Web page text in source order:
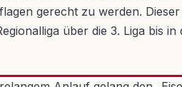
gerecht zu werden.
über die 3. Liga bis in